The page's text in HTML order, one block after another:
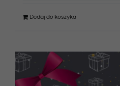
Dodaj do koszyka